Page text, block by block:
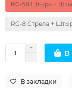
RG-58 Штырь +
RG-8 Стрела +
В
В закладки